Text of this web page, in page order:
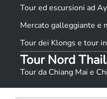
Tour ed escursioni ad
Mercato galleggiante e
Tour dei Klongs e tour
Tour Nord
Tour da Chiang Mai e